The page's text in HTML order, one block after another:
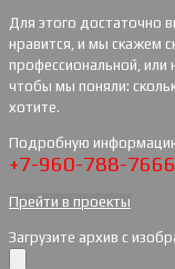
Для этого достаточно
нравится, и мы скажем
профессиональной, или
чтобы мы поняли:
хотите.
Подробную
+7-960-788-7666
Прейти в проекты
Загрузите архив с